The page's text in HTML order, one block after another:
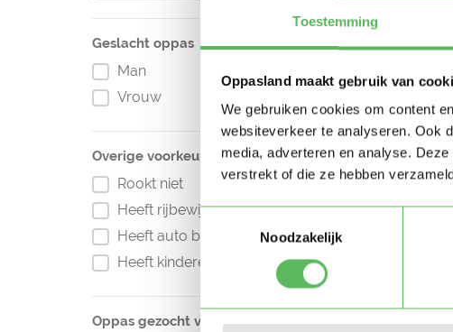
Toestemming
Oppasland maakt gebruik van
We gebruiken cookies om content
websiteverkeer te analyseren. Ook
media, adverteren en analyse.
verstrekt of die ze hebben
Toestemmingsselectie
Noodzakelijk
Geslacht oppas
Man
Vrouw
Overige voorkeuren
Rookt niet
Heeft rijbewijs
Heeft auto beschikbaar
Heeft kinderen
Oppas gezocht voor